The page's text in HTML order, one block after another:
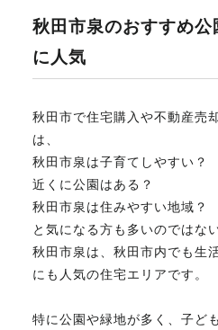
不動産売買Q&A
マスターおすすめ物件
スタッフ紹介
秋田市泉のおすすめ
に人気
秋田市で住宅購入や不動産売
は、
秋田市泉は子育てしやすい？
近くに公園はある？
秋田市泉は住みやすい地域？
と気になる方も多いのではな
秋田市泉は、秋田市内でも生
にも人気の住宅エリアです。
特に公園や緑地が多く、子ど